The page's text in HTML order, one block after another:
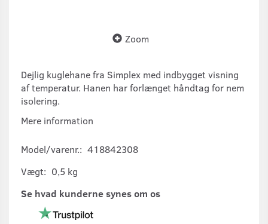
Zoom
Dejlig kuglehane fra Simplex med indbygget visning
af temperatur. Hanen har forlænget håndtag for nem
isolering.
Mere information
Model/varenr.: 418842308
Vægt: 0,5 kg
Se hvad kunderne synes om os